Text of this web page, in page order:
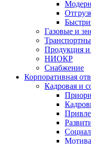
Газовые и
Продукция и
НИОКР
Снабжение
Корпоративная
Кадровая и